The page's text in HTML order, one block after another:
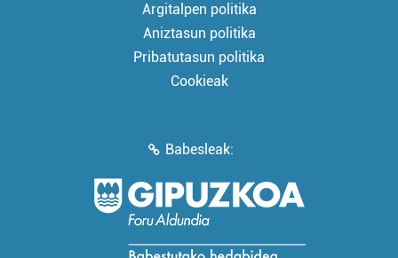
Argitalpen politika
Aniztasun politika
Pribatutasun politika
Cookieak
Babesleak: